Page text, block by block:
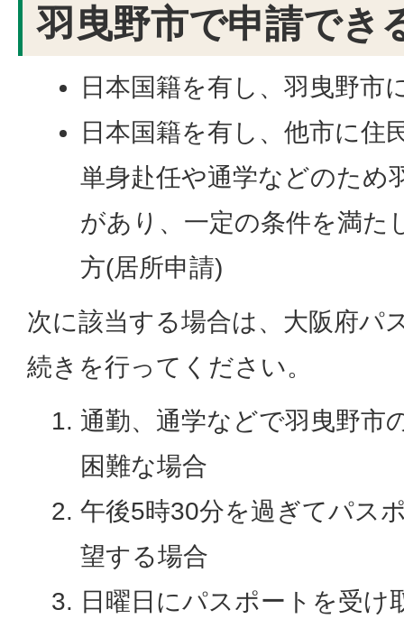
羽曳野市で申請でき
日本国籍を有し、羽曳野市
日本国籍を有し、他市に住
単身赴任や通学などのため
があり、一定の条件を満た
方(居所申請)
次に該当する場合は、大阪府パ
続きを行ってください。
通勤、通学などで羽曳野市
困難な場合
午後5時30分を過ぎてパス
望する場合
日曜日にパスポートを受け